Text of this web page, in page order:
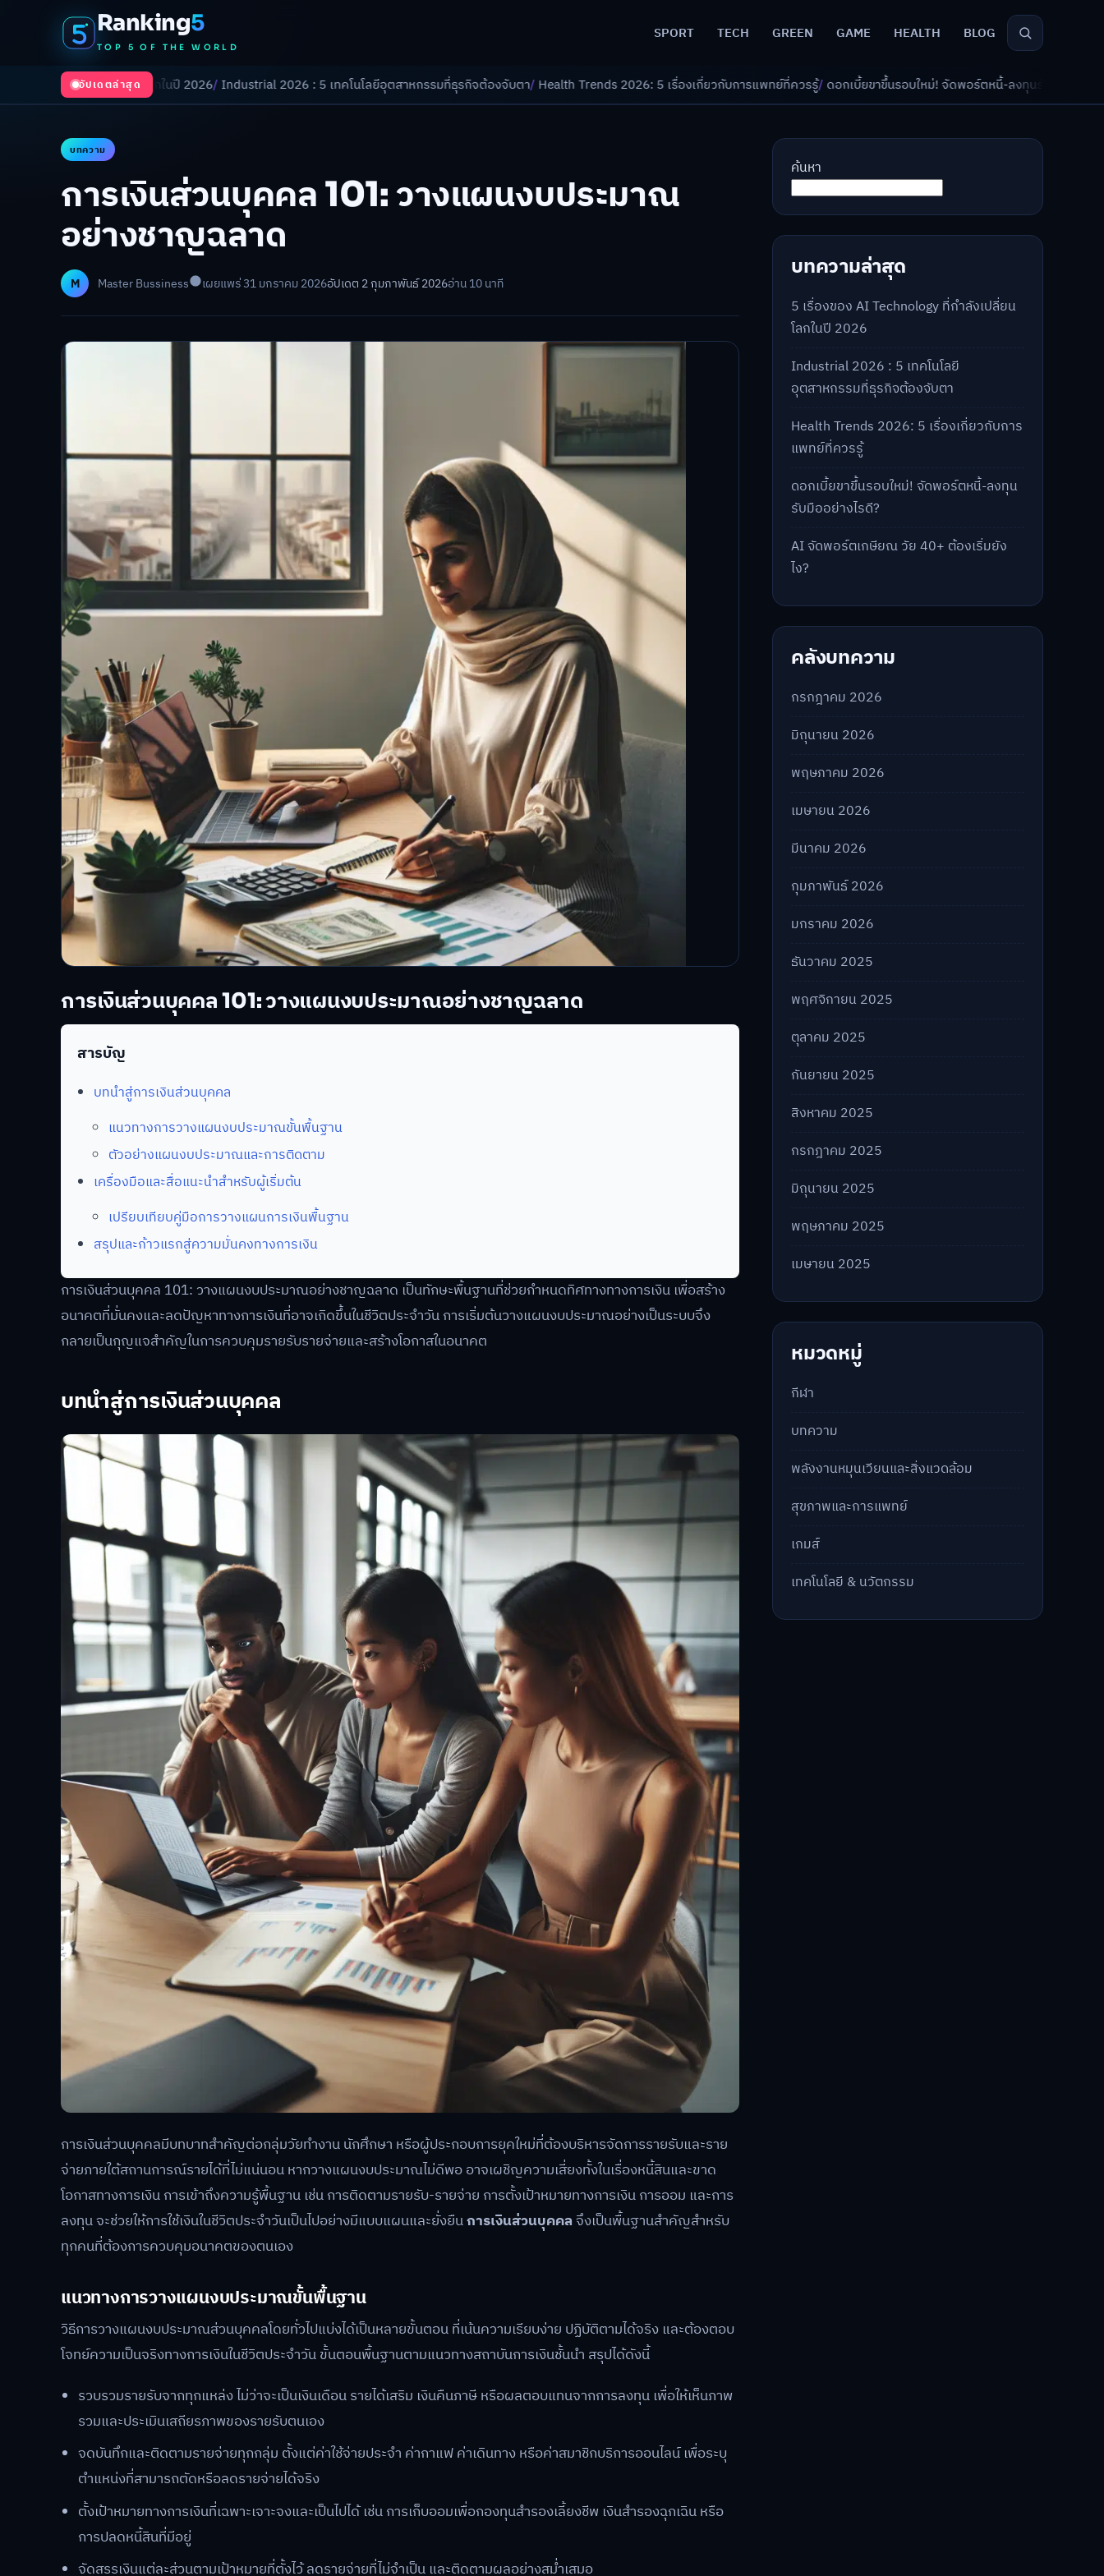
Ranking5
TOP 5 OF THE WORLD
SPORT TECH GREEN GAME HEALTH BLOG
อัปเดตล่าสุด
ลี่ยนโลกในปี 2026/Industrial 2026 : 5 เทคโนโลยีอุตสาหกรรมที่ธุรกิจต้องจับตา/Health Trends 2026: 5 เรื่องเกี่ยวกับการแพทย์ที่ควรรู้/ดอกเบี้ยขาขึ้นรอบใหม่! จัดพอร์ตหนี้-ลงทุนรับมืออย่างไรดี?/AI จัดพอร์ตเกษี
บทความ
การเงินส่วนบุคคล 101: วางแผนงบประมาณ
อย่างชาญฉลาด
M Master Bussiness เผยแพร่ 31 มกราคม 2026อัปเดต 2 กุมภาพันธ์ 2026อ่าน 10 นาที
การเงินส่วนบุคคล 101: วางแผนงบประมาณอย่างชาญฉลาด
สารบัญ
บทนำสู่การเงินส่วนบุคคล
แนวทางการวางแผนงบประมาณขั้นพื้นฐาน
ตัวอย่างแผนงบประมาณและการติดตาม
เครื่องมือและสื่อแนะนำสำหรับผู้เริ่มต้น
เปรียบเทียบคู่มือการวางแผนการเงินพื้นฐาน
สรุปและก้าวแรกสู่ความมั่นคงทางการเงิน
การเงินส่วนบุคคล 101: วางแผนงบประมาณอย่างชาญฉลาด เป็นทักษะพื้นฐานที่ช่วยกำหนดทิศทางทางการเงิน เพื่อสร้าง
อนาคตที่มั่นคงและลดปัญหาทางการเงินที่อาจเกิดขึ้นในชีวิตประจำวัน การเริ่มต้นวางแผนงบประมาณอย่างเป็นระบบจึง
กลายเป็นกุญแจสำคัญในการควบคุมรายรับรายจ่ายและสร้างโอกาสในอนาคต
บทนำสู่การเงินส่วนบุคคล
การเงินส่วนบุคคลมีบทบาทสำคัญต่อกลุ่มวัยทำงาน นักศึกษา หรือผู้ประกอบการยุคใหม่ที่ต้องบริหารจัดการรายรับและราย
จ่ายภายใต้สถานการณ์รายได้ที่ไม่แน่นอน หากวางแผนงบประมาณไม่ดีพอ อาจเผชิญความเสี่ยงทั้งในเรื่องหนี้สินและขาด
โอกาสทางการเงิน การเข้าถึงความรู้พื้นฐาน เช่น การติดตามรายรับ-รายจ่าย การตั้งเป้าหมายทางการเงิน การออม และการ
ลงทุน จะช่วยให้การใช้เงินในชีวิตประจำวันเป็นไปอย่างมีแบบแผนและยั่งยืนการเงินส่วนบุคคลจึงเป็นพื้นฐานสำคัญสำหรับ
ทุกคนที่ต้องการควบคุมอนาคตของตนเอง
แนวทางการวางแผนงบประมาณขั้นพื้นฐาน
วิธีการวางแผนงบประมาณส่วนบุคคลโดยทั่วไปแบ่งได้เป็นหลายขั้นตอน ที่เน้นความเรียบง่าย ปฏิบัติตามได้จริง และต้องตอบ
โจทย์ความเป็นจริงทางการเงินในชีวิตประจำวัน ขั้นตอนพื้นฐานตามแนวทางสถาบันการเงินชั้นนำ สรุปได้ดังนี้
รวบรวมรายรับจากทุกแหล่ง ไม่ว่าจะเป็นเงินเดือน รายได้เสริม เงินคืนภาษี หรือผลตอบแทนจากการลงทุน เพื่อให้เห็นภาพ
รวมและประเมินเสถียรภาพของรายรับตนเอง
จดบันทึกและติดตามรายจ่ายทุกกลุ่ม ตั้งแต่ค่าใช้จ่ายประจำ ค่ากาแฟ ค่าเดินทาง หรือค่าสมาชิกบริการออนไลน์ เพื่อระบุ
ตำแหน่งที่สามารถตัดหรือลดรายจ่ายได้จริง
ตั้งเป้าหมายทางการเงินที่เฉพาะเจาะจงและเป็นไปได้ เช่น การเก็บออมเพื่อกองทุนสำรองเลี้ยงชีพ เงินสำรองฉุกเฉิน หรือ
การปลดหนี้สินที่มีอยู่
จัดสรรเงินแต่ละส่วนตามเป้าหมายที่ตั้งไว้ ลดรายจ่ายที่ไม่จำเป็น และติดตามผลอย่างสม่ำเสมอ
ค้นหา
บทความล่าสุด
5 เรื่องของ AI Technology ที่กำลังเปลี่ยน
โลกในปี 2026
Industrial 2026 : 5 เทคโนโลยี
อุตสาหกรรมที่ธุรกิจต้องจับตา
Health Trends 2026: 5 เรื่องเกี่ยวกับการ
แพทย์ที่ควรรู้
ดอกเบี้ยขาขึ้นรอบใหม่! จัดพอร์ตหนี้-ลงทุน
รับมืออย่างไรดี?
AI จัดพอร์ตเกษียณ วัย 40+ ต้องเริ่มยัง
ไง?
คลังบทความ
กรกฎาคม 2026
มิถุนายน 2026
พฤษภาคม 2026
เมษายน 2026
มีนาคม 2026
กุมภาพันธ์ 2026
มกราคม 2026
ธันวาคม 2025
พฤศจิกายน 2025
ตุลาคม 2025
กันยายน 2025
สิงหาคม 2025
กรกฎาคม 2025
มิถุนายน 2025
พฤษภาคม 2025
เมษายน 2025
หมวดหมู่
กีฬา
บทความ
พลังงานหมุนเวียนและสิ่งแวดล้อม
สุขภาพและการแพทย์
เกมส์
เทคโนโลยี & นวัตกรรม